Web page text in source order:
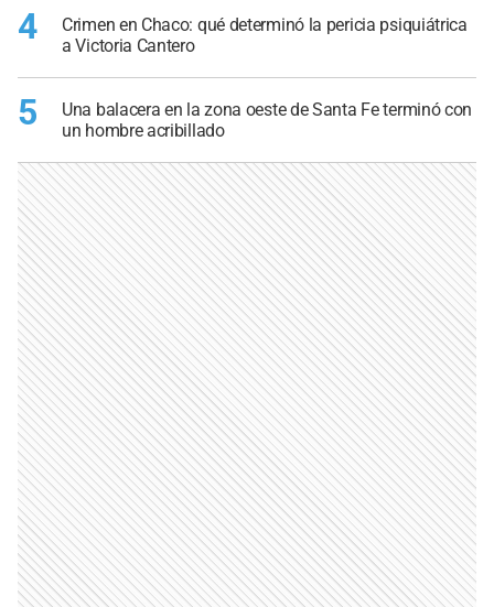
4
Crimen en Chaco: qué determinó la pericia psiquiátrica
a Victoria Cantero
5
Una balacera en la zona oeste de Santa Fe terminó con
un hombre acribillado